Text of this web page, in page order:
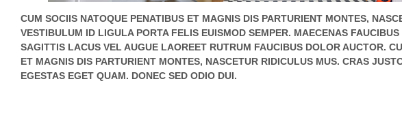
CUM SOCIIS NATOQUE PENATIBUS ET MAGNIS DIS PARTURIENT MONTES,
VESTIBULUM ID LIGULA PORTA FELIS EUISMOD SEMPER. MAECENAS
SAGITTIS LACUS VEL AUGUE LAOREET RUTRUM FAUCIBUS DOLOR AUCTOR.
ET MAGNIS DIS PARTURIENT MONTES, NASCETUR RIDICULUS MUS. CRAS
EGESTAS EGET QUAM. DONEC SED ODIO DUI.